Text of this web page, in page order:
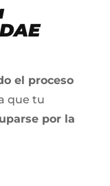
el proceso
que tu
por la